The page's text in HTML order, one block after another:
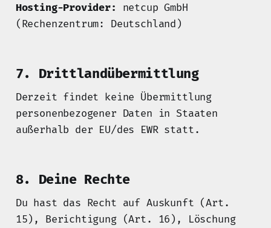
Hosting-Provider:
netcup GmbH
(Rechenzentrum: Deutschland)
7. Drittlandübermittlung
Derzeit findet keine Übermittlung
personenbezogener Daten in Staaten
außerhalb der EU/des EWR statt.
8. Deine Rechte
Du hast das Recht auf Auskunft (Art.
15), Berichtigung (Art. 16), Löschung